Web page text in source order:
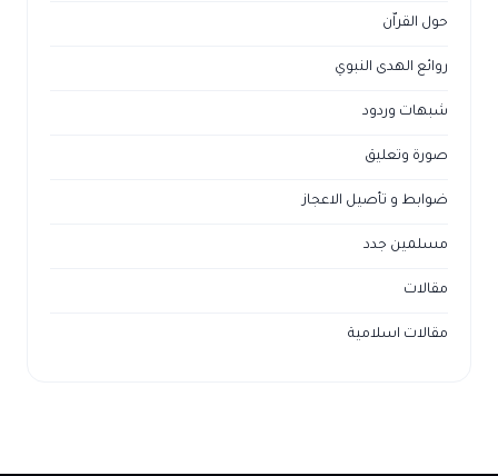
حول القراّن
روائع الهدى النبوي
شبهات وردود
صورة وتعليق
ضوابط و تأصيل الاعجاز
مسلمين جدد
مقالات
مقالات اسلامية